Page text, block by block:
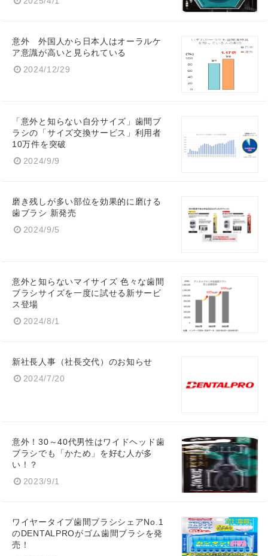
意外 外国人から日本人はオーラルケ
ア意識が高いと見られている
2024/12/29
「意外と知らない自分サイズ」歯間ブ
ラシの「サイズ交換サービス」利用者
10万件を突破
2024/9/9
磨き残しが多い部位を効果的に磨ける
歯ブラシ 新発売
2024/9/5
意外と知らないマイサイズ 色々な歯間
ブラシサイズを一度に試せる新サービ
ス登場
2024/8/1
新社長人事（社長交代）のお知らせ
2024/7/20
意外！30～40代男性はワイドヘッド歯
ブラシでも「かため」を好む人が多
い！？
2023/9/1
ワイヤータイプ歯間ブラシシェアNo.1
のDENTALPROがゴム歯間ブラシを発
売！